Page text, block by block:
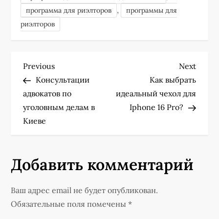
программа для риэлторов ,
программы для
риэлторов
Н
а
в
г
а
ц
Previous
Post
Previous
Консультации
адвокатов по
уголовным делам в
Киеве
Next
Post
Next
Как выбрать
идеальный чехол для
Iphone 16 Pro?
Добавить комментарий
Ваш адрес email не будет опубликован.
Обязательные поля помечены*